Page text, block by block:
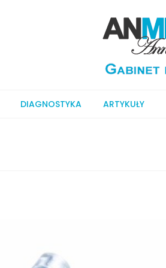
DIAGNOSTYKA ARTYKUŁY